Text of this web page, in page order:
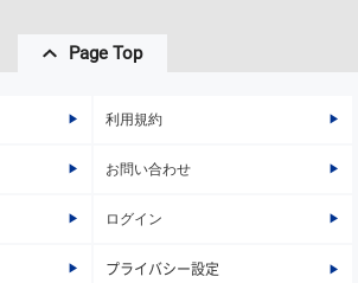
Page Top
利用規約
お問い合わせ
ログイン
プライバシー設定